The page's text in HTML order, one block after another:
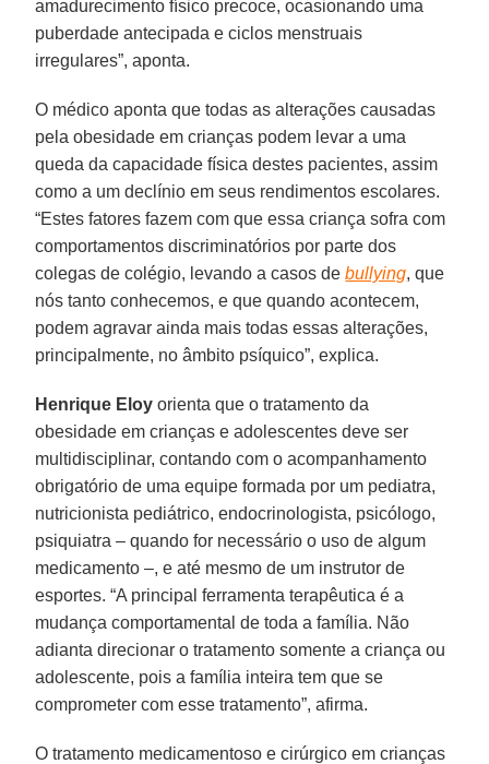
amadurecimento físico precoce, ocasionando uma
puberdade antecipada e ciclos menstruais
irregulares”, aponta.
O médico aponta que todas as alterações causadas
pela obesidade em crianças podem levar a uma
queda da capacidade física destes pacientes, assim
como a um declínio em seus rendimentos escolares.
“Estes fatores fazem com que essa criança sofra com
comportamentos discriminatórios por parte dos
colegas de colégio, levando a casos debullying, que
nós tanto conhecemos, e que quando acontecem,
podem agravar ainda mais todas essas alterações,
principalmente, no âmbito psíquico”, explica.
Henrique Eloy orienta que o tratamento da
obesidade em crianças e adolescentes deve ser
multidisciplinar, contando com o acompanhamento
obrigatório de uma equipe formada por um pediatra,
nutricionista pediátrico, endocrinologista, psicólogo,
psiquiatra – quando for necessário o uso de algum
medicamento –, e até mesmo de um instrutor de
esportes. “A principal ferramenta terapêutica é a
mudança comportamental de toda a família. Não
adianta direcionar o tratamento somente a criança ou
adolescente, pois a família inteira tem que se
comprometer com esse tratamento”, afirma.
O tratamento medicamentoso e cirúrgico em crianças